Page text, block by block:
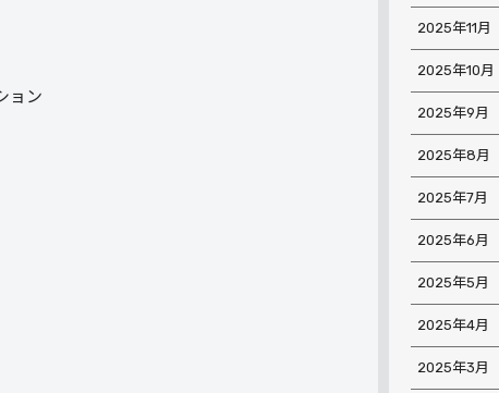
ョン
2025年11月
2025年10月
2025年9月
2025年8月
2025年7月
2025年6月
2025年5月
2025年4月
2025年3月